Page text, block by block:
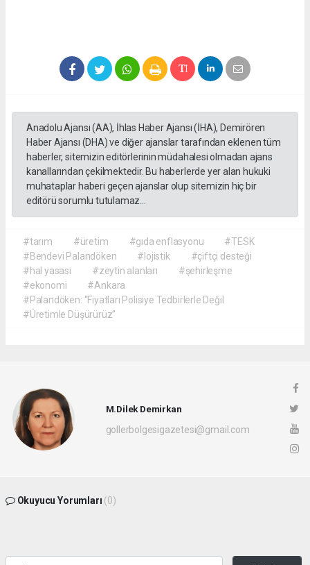
Anadolu Ajansı (AA), İhlas Haber Ajansı (İHA), Demirören
Haber Ajansı (DHA) ve diğer ajanslar tarafından eklenen tüm
haberler, sitemizin editörlerinin müdahalesi olmadan ajans
kanallarından çekilmektedir. Bu haberlerde yer alan hukuki
muhataplar haberi geçen ajanslar olup sitemizin hiç bir
editörü sorumlu tutulamaz...
#tarım #üretim #gıda enflasyonu
#TESK
#Bendevi Palandöken
#lojistik
#çiftçi desteği
#hal yasası
#zeytin alanları
#şehirleşme
#ekonomi
#Ankara
#Palandöken: “Fiyatları Polisiye Tedbirlerle Değil
#Üretimle Düşürürüz”
M.Dilek Demirkan
gollerbolgesigazetesi@gmail.com
Okuyucu Yorumları (0)